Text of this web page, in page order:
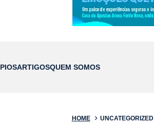
ARTIGOSQUEM SOMOS
HOME UNCATEGORIZED